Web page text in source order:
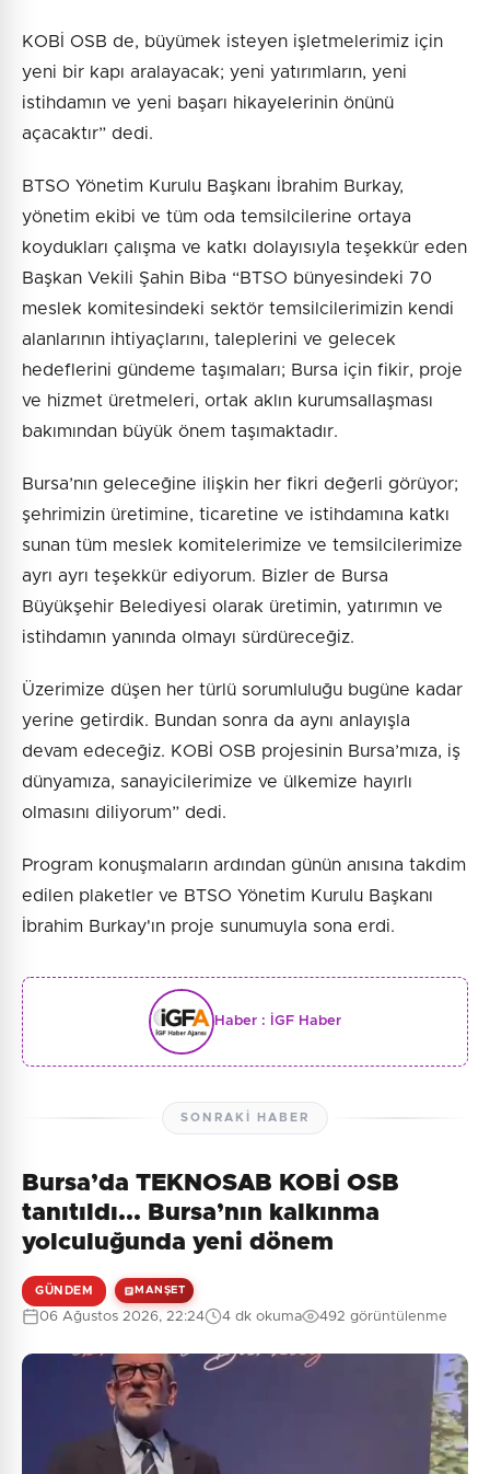
KOBİ OSB de, büyümek isteyen işletmelerimiz için
yeni bir kapı aralayacak; yeni yatırımların, yeni
istihdamın ve yeni başarı hikayelerinin önünü
açacaktır” dedi.
BTSO Yönetim Kurulu Başkanı İbrahim Burkay,
yönetim ekibi ve tüm oda temsilcilerine ortaya
koydukları çalışma ve katkı dolayısıyla teşekkür eden
Başkan Vekili Şahin Biba “BTSO bünyesindeki 70
meslek komitesindeki sektör temsilcilerimizin kendi
alanlarının ihtiyaçlarını, taleplerini ve gelecek
hedeflerini gündeme taşımaları; Bursa için fikir, proje
ve hizmet üretmeleri, ortak aklın kurumsallaşması
bakımından büyük önem taşımaktadır.
Bursa’nın geleceğine ilişkin her fikri değerli görüyor;
şehrimizin üretimine, ticaretine ve istihdamına katkı
sunan tüm meslek komitelerimize ve temsilcilerimize
ayrı ayrı teşekkür ediyorum. Bizler de Bursa
Büyükşehir Belediyesi olarak üretimin, yatırımın ve
istihdamın yanında olmayı sürdüreceğiz.
Üzerimize düşen her türlü sorumluluğu bugüne kadar
yerine getirdik. Bundan sonra da aynı anlayışla
devam edeceğiz. KOBİ OSB projesinin Bursa’mıza, iş
dünyamıza, sanayicilerimize ve ülkemize hayırlı
olmasını diliyorum” dedi.
Program konuşmaların ardından günün anısına takdim
edilen plaketler ve BTSO Yönetim Kurulu Başkanı
İbrahim Burkay'ın proje sunumuyla sona erdi.
Haber : İGF Haber
SONRAKI HABER
Bursa’da TEKNOSAB KOBİ OSB
tanıtıldı... Bursa’nın kalkınma
yolculuğunda yeni dönem
GÜNDEM MANŞET
06 Ağustos 2026, 22:24 4 dk okuma 492 görüntülenme